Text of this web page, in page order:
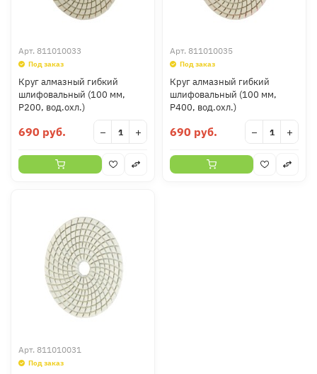
Арт. 811010033
Под заказ
Круг алмазный гибкий
шлифовальный (100 мм,
P200, вод.охл.)
690 руб. − +
Арт. 811010035
Под заказ
Круг алмазный гибкий
шлифовальный (100 мм,
P400, вод.охл.)
690 руб. − +
Арт. 811010031
Под заказ